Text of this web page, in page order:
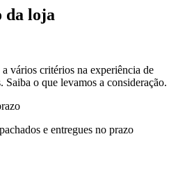
da loja
vários critérios na experiência de
Saiba o que levamos a consideração.
e entregues no prazo